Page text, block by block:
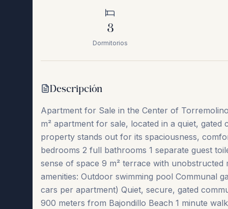
3
Dormitorios
Descripción
Apartment for Sale in the Center of
m² apartment for sale, located in a quiet,
property stands out for its spaciousness,
bedrooms 2 full bathrooms 1 separate guest
sense of space 9 m² terrace with
amenities: Outdoor swimming pool Communal
cars per apartment) Quiet, secure, gated
900 meters from Bajondillo Beach 1 minute